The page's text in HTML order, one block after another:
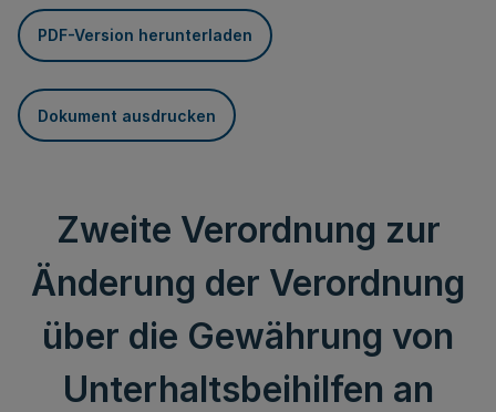
PDF-Version herunterladen
Dokument ausdrucken
Zweite Verordnung zur
Änderung der Verordnung
über die Gewährung von
Unterhaltsbeihilfen an